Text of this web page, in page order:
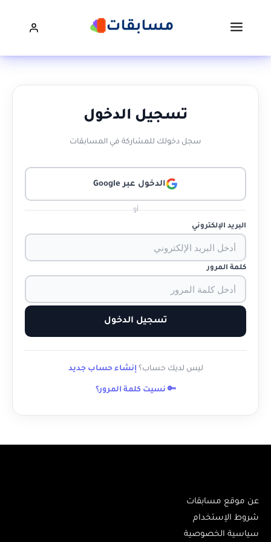
تسجيل الدخول
سجل دخولك للمشاركة في المسابقات
الدخول عبر Google
أو
البريد الإلكتروني
كلمة المرور
تسجيل الدخول
ليس لديك حساب؟ إنشاء حساب جديد
🔑 نسيت كلمة المرور؟
عن موقع مسابقات
شروط الإستخدام
سياسية الخصوصية